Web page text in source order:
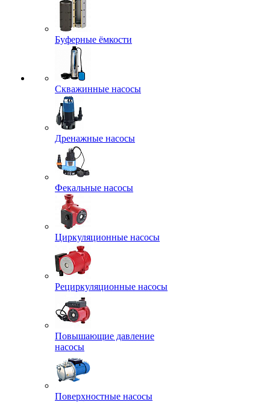
Буферные ёмкости
Скважинные насосы
Дренажные насосы
Фекальные насосы
Циркуляционные насосы
Рециркуляционные насосы
Повышающие давление
насосы
Поверхностные насосы